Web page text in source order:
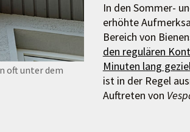
oft unter dem
In den Sommer-
erhöhte
Bereich von
den regulären
Minuten lang
ist in der Regel
Auftreten von